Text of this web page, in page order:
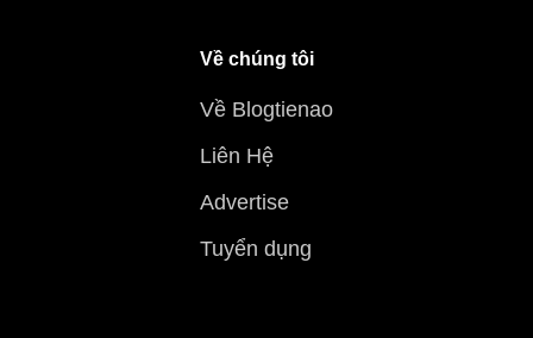
Về chúng tôi
Về Blogtienao
Liên Hệ
Advertise
Tuyển dụng